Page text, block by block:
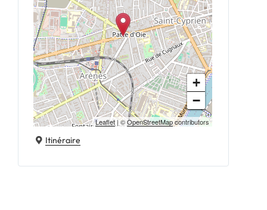
+
−
Leaflet | ©OpenStreetMapcontributors
Itinéraire